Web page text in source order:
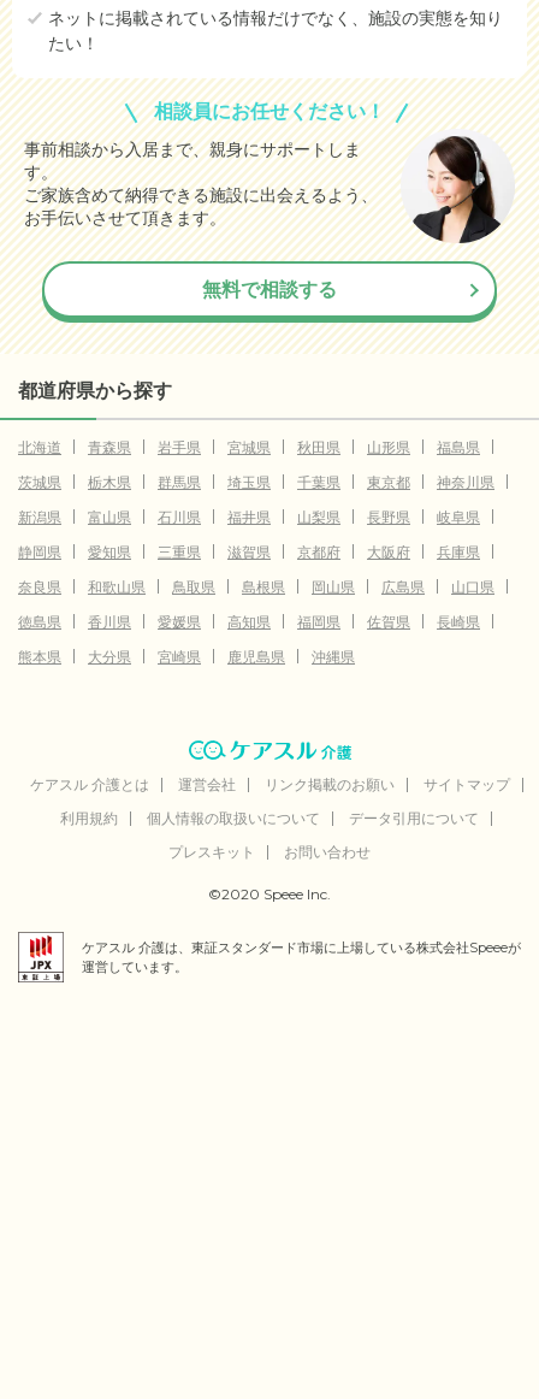
ネットに掲載されている情報だけでなく、施設の実態を知り
たい！
相談員にお任せください！
事前相談から入居まで、親身にサポートしま
す。
ご家族含めて納得できる施設に出会えるよう、
お手伝いさせて頂きます。
無料で相談する
都道府県から探す
北海道 青森県 岩手県 宮城県 秋田県 山形県
福島県
茨城県
栃木県 群馬県 埼玉県 千葉県 東京都
神奈川県
新潟県
富山県 石川県 福井県 山梨県 長野県
岐阜県
静岡県
愛知県 三重県 滋賀県 京都府 大阪府
兵庫県
奈良県
和歌山県 鳥取県 島根県 岡山県 広島県
山口県
徳島県
香川県 愛媛県 高知県 福岡県 佐賀県
長崎県
熊本県
大分県 宮崎県 鹿児島県 沖縄県
ケアスル 介護とは 運営会社 リンク掲載のお願い
サイトマップ
利用規約
個人情報の取扱いについて
データ引用について
プレスキット
お問い合わせ
©2020 Speee Inc.
ケアスル 介護は、東証スタンダード市場に上場している株式会社Speeeが
運営しています。